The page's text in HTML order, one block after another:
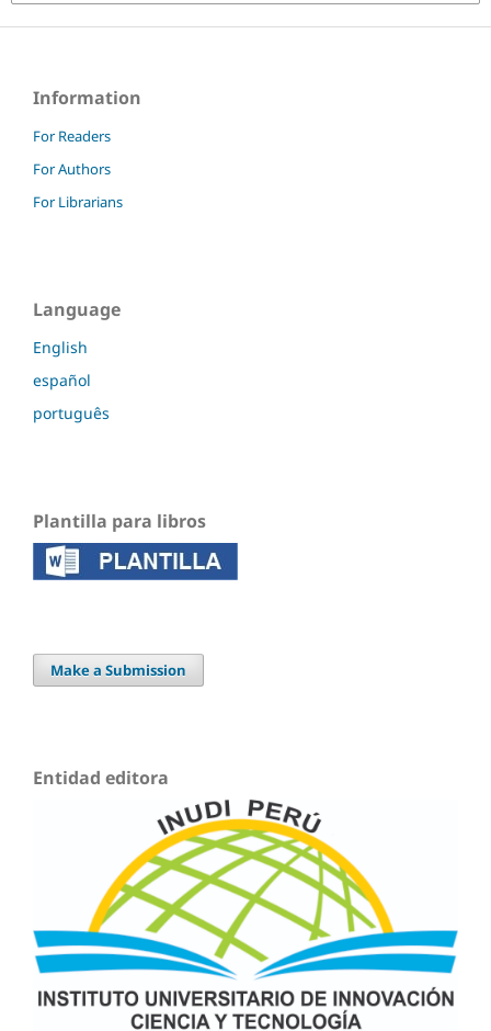
Information
For Readers
For Authors
For Librarians
Language
English
español
português
Plantilla para libros
Make a Submission
Entidad editora